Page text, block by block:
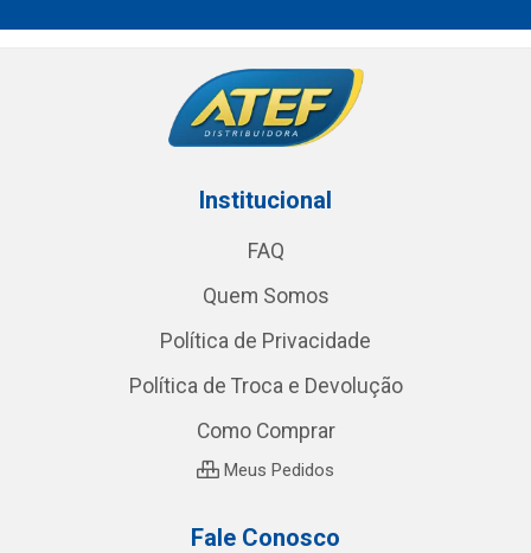
Institucional
FAQ
Quem Somos
Política de Privacidade
Política de Troca e Devolução
Como Comprar
Meus Pedidos
Fale Conosco